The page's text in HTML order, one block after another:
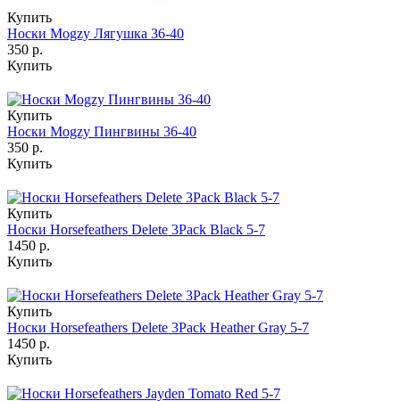
Купить
Носки Mogzy Лягушка 36-40
350 р.
Купить
Купить
Носки Mogzy Пингвины 36-40
350 р.
Купить
Купить
Носки Horsefeathers Delete 3Pack Black 5-7
1450 р.
Купить
Купить
Носки Horsefeathers Delete 3Pack Heather Gray 5-7
1450 р.
Купить